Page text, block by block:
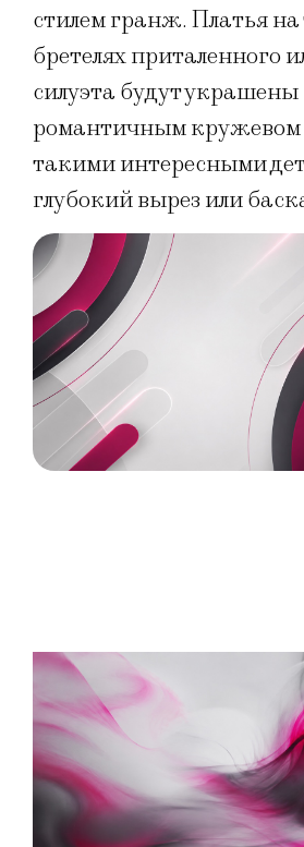
стилем гранж. Платья
бретелях приталенного
силуэта будут украшены
романтичным кружевом
такими интересными
глубокий вырез или